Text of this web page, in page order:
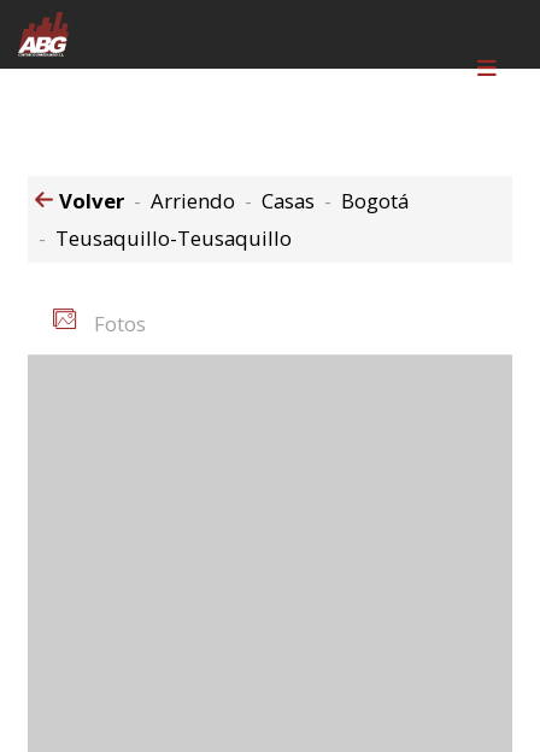
Volver Arriendo Casas
Bogotá
Teusaquillo-Teusaquillo
Fotos